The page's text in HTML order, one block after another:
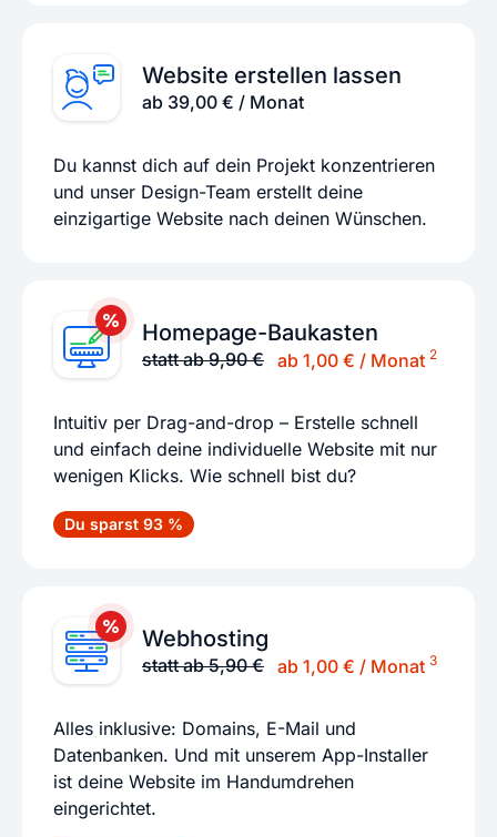
Website erstellen lassen
ab 39,00 € / Monat
Du kannst dich auf dein Projekt konzentrieren
und unser Design-Team erstellt deine
einzigartige Website nach deinen Wünschen.
Homepage-Baukasten
statt ab 9,90 € ab 1,00 € / Monat 2
Intuitiv per Drag-and-drop – Erstelle schnell
und einfach deine individuelle Website mit nur
wenigen Klicks. Wie schnell bist du?
Du sparst 93 %
Webhosting
statt ab 5,90 € ab 1,00 € / Monat 3
Alles inklusive: Domains, E-Mail und
Datenbanken. Und mit unserem App-Installer
ist deine Website im Handumdrehen
eingerichtet.